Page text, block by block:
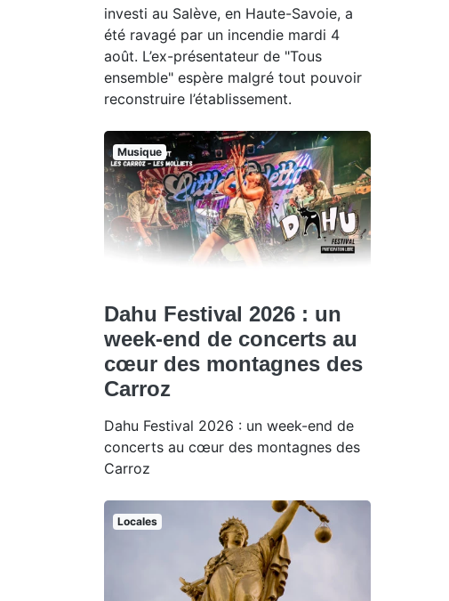
investi au Salève, en Haute-Savoie, a
été ravagé par un incendie mardi 4
août. L’ex-présentateur de "Tous
ensemble" espère malgré tout pouvoir
reconstruire l’établissement.
Musique
Dahu Festival 2026 : un
week-end de concerts au
cœur des montagnes des
Carroz
Dahu Festival 2026 : un week-end de
concerts au cœur des montagnes des
Carroz
Locales